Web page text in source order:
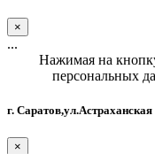
×
...
Нажимая на
персональных
г. Саратов,ул.Астраханская
×